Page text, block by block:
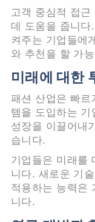
고객 중심적 접
데 도움을 줍니다
켜주는 기업들에
와 추천을 할 가
미래에 대한
패션 산업은 빠르
템을 도입하는 기
성장을 이끌어내
습니다.
기업들은 미래를
니다. 새로운 기
적용하는 능력은
니다.